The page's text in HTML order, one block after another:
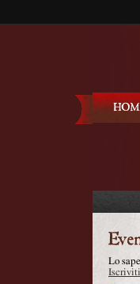
Lo
Iscriviti